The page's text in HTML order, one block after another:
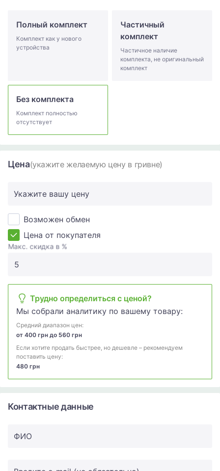
Полный комплект
Комплект как у нового
устройства
Частичный
комплект
Частичное наличие
комплекта, не оригинальный
комплект
Без комплекта
Комплект полностью
отсутствует
Цена(укажите желаемую цену в гривне)
Укажите вашу цену
Возможен обмен
Цена от покупателя
Макс. скидка в %
Трудно определиться с ценой?
Мы собрали аналитику по вашему товару:
Средний диапазон цен:
от 400 грн до 560 грн
Если хотите продать быстрее, но дешевле – рекомендуем
поставить цену:
480 грн
Контактные данные
ФИО